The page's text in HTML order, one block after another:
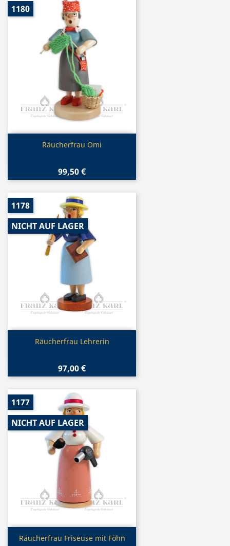
Vorschau
Räucherfrau Omi
99,50 €
1180
Vorschau
Räucherfrau Lehrerin
97,00 €
1178
NICHT AUF LAGER
Vorschau
Räucherfrau Friseuse mit Föhn
1177
NICHT AUF LAGER